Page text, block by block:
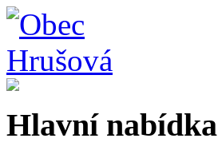
Hlavní nabídka